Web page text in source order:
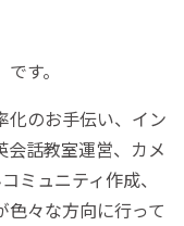
す。
化のお手伝い、イン
会話教室運営、カメ
ミュニティ作成、
色々な方向に行って